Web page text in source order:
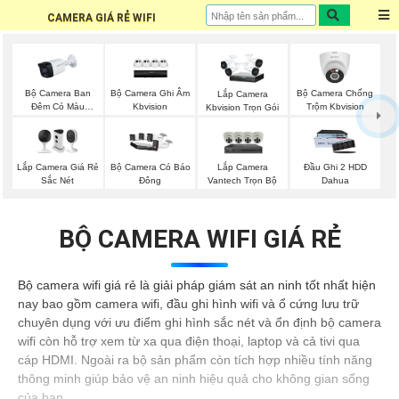
CAMERA GIÁ RẺ WIFI
Bộ Camera Ban
Đêm Có Màu
Bộ Camera Ghi Âm
Kbvision
Lắp Camera
Kbvision Trọn Gói
Bộ Camera Chống
Trộm Kbvision
Lắp Camera Giá Rẻ
Sắc Nét
Bộ Camera Có Báo
Đông
Lắp Camera
Vantech Trọn Bộ
Đầu Ghi 2 HDD
Dahua
BỘ CAMERA WIFI GIÁ RẺ
Bộ camera wifi giá rẻ là giải pháp giám sát an ninh tốt nhất hiện
nay bao gồm camera wifi, đầu ghi hình wifi và ổ cứng lưu trữ
chuyên dụng với ưu điểm ghi hình sắc nét và ổn định bộ camera
wifi còn hỗ trợ xem từ xa qua điện thoại, laptop và cả tivi qua
cáp HDMI. Ngoài ra bộ sản phẩm còn tích hợp nhiều tính năng
thông minh giúp bảo vệ an ninh hiệu quả cho không gian sống